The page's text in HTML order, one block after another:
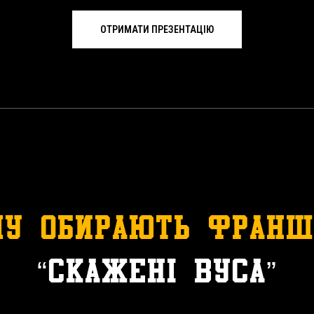
ОТРИМАТИ ПРЕЗЕНТАЦІЮ
обирають
“Скажені вуса”